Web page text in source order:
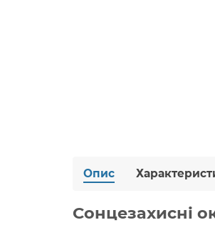
Опис
Сонцезахисні